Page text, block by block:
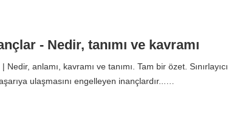
- Nedir, tanımı ve kavramı
| Nedir, anlamı, kavramı ve tanımı. Tam bir özet. Sınırlayıcı
ulaşmasını engelleyen inançlardır...…